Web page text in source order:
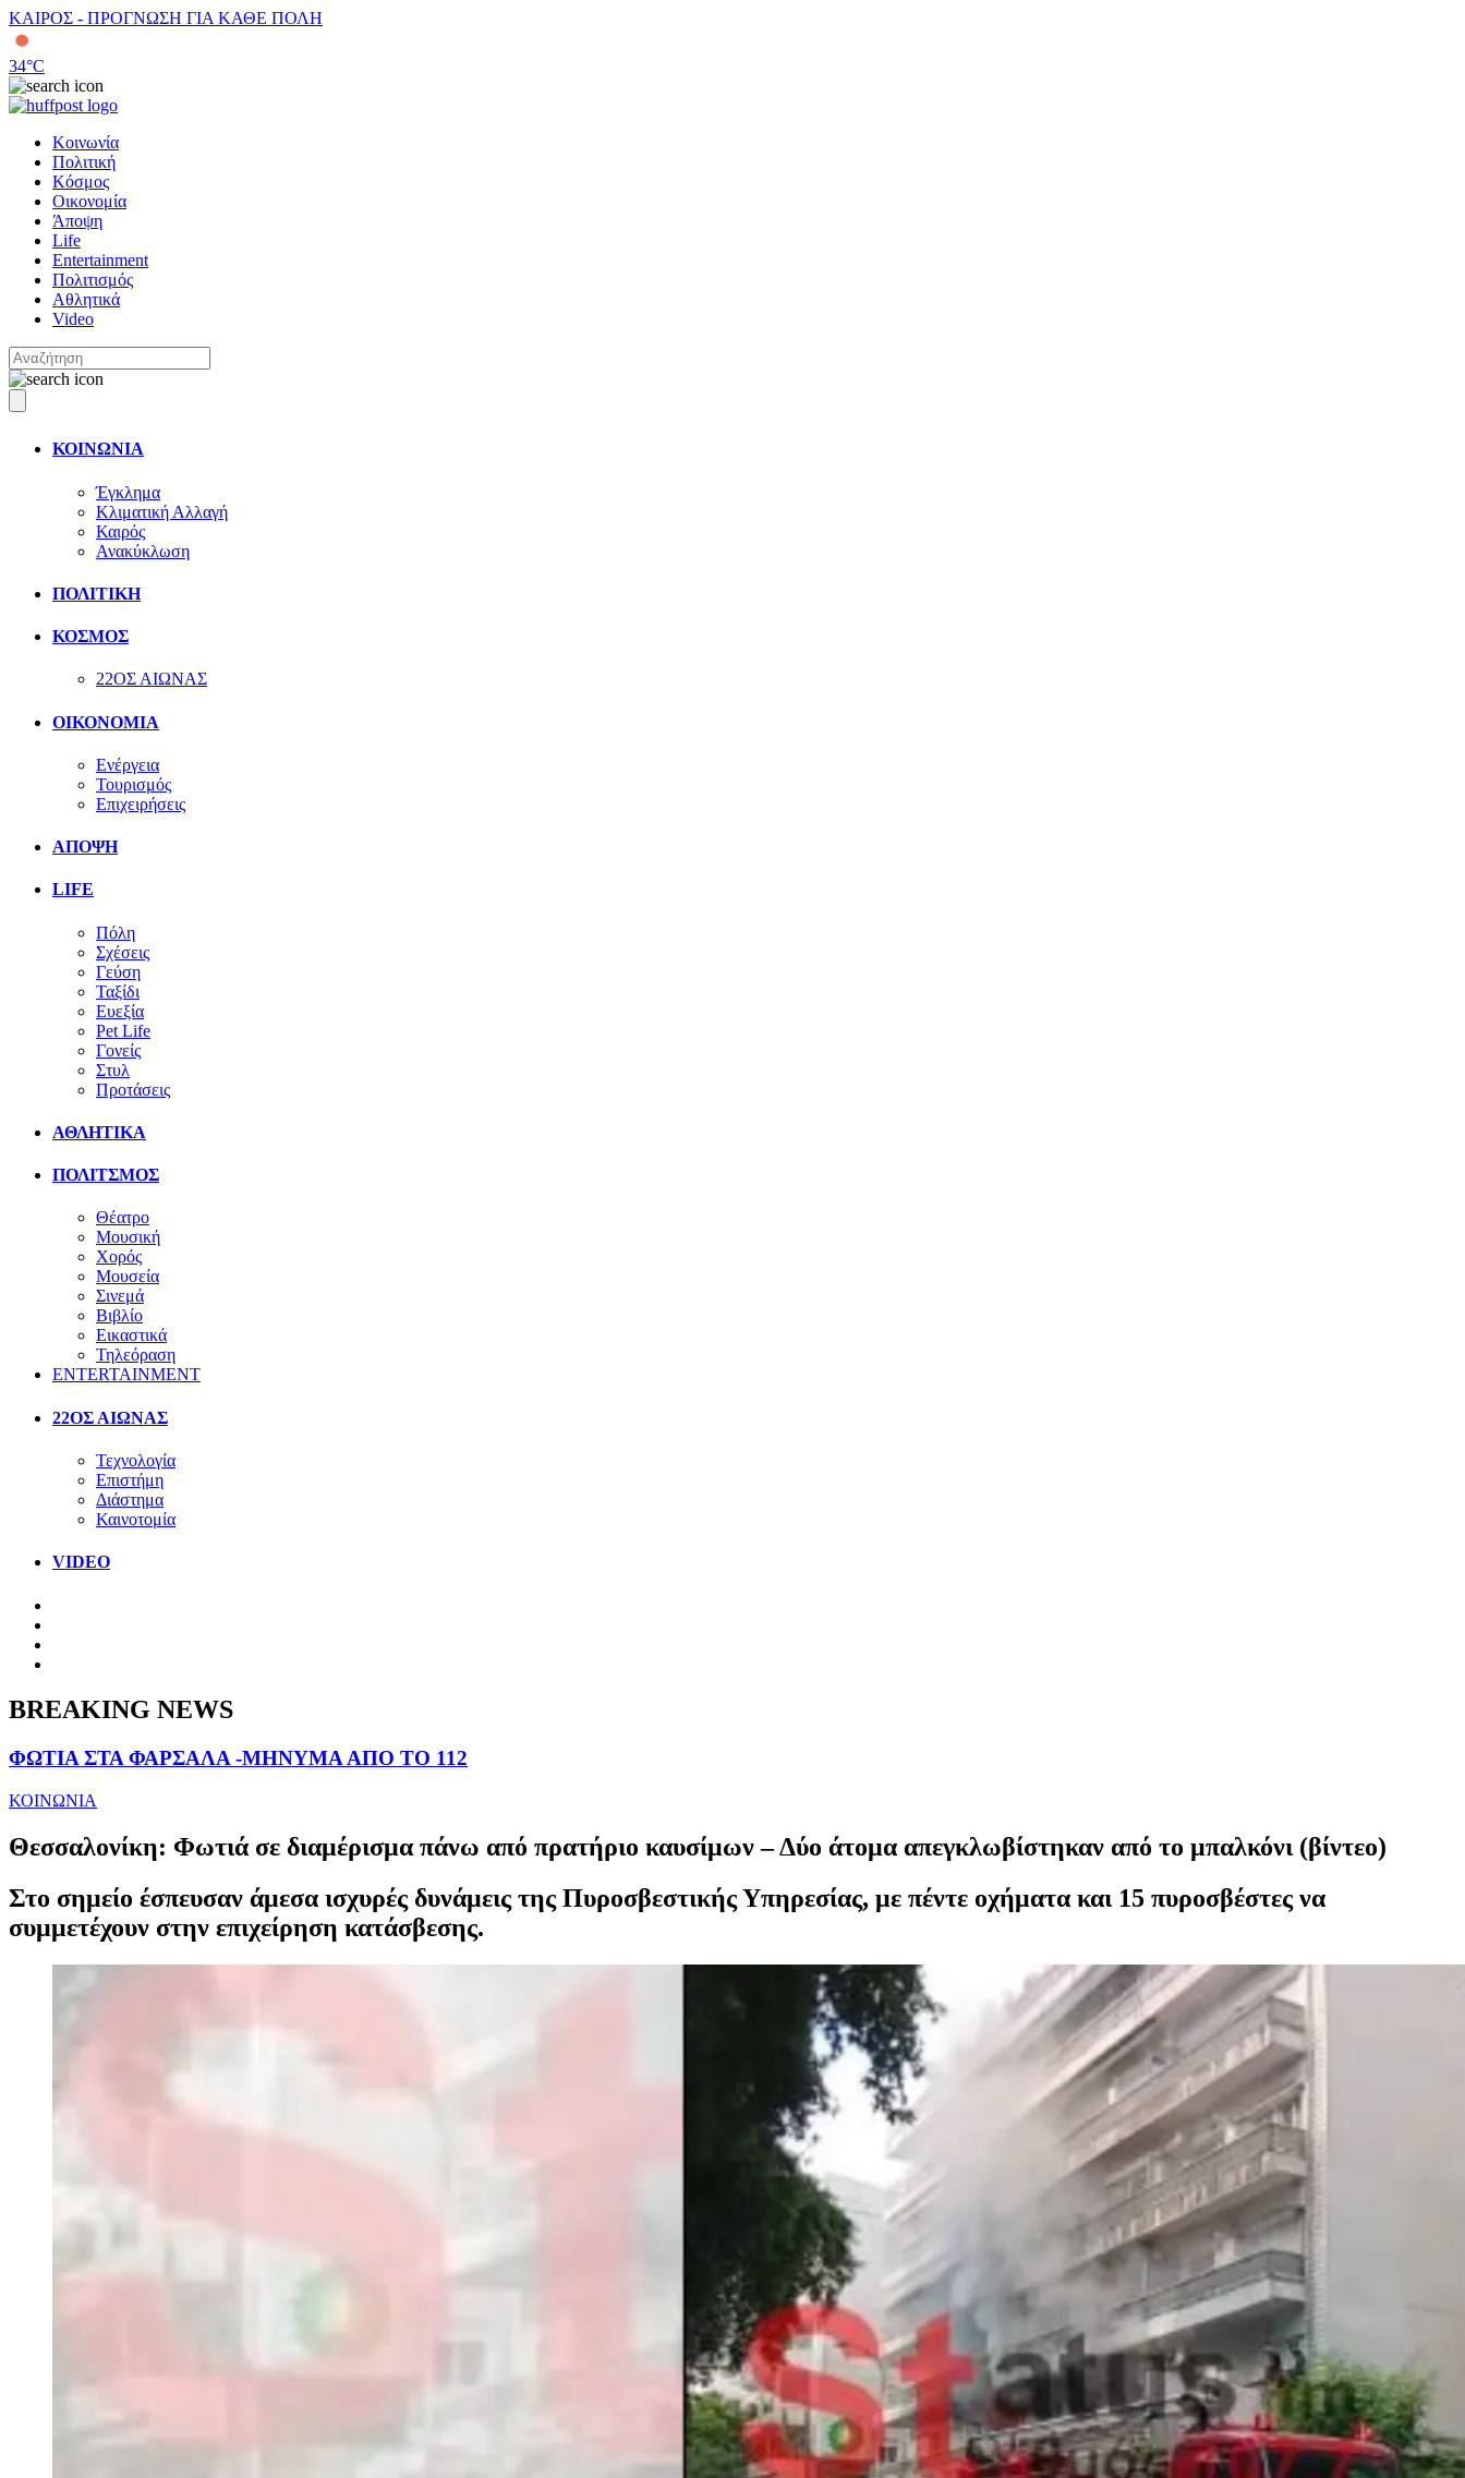
ΚΑΙΡΟΣ - ΠΡΟΓΝΩΣΗ ΓΙΑ ΚΑΘΕ ΠΟΛΗ
34°C
Κοινωνία
Πολιτική
Κόσμος
Οικονομία
Άποψη
Life
Entertainment
Πολιτισμός
Αθλητικά
Video
ΚΟΙΝΩΝΙΑ
Έγκλημα
Κλιματική Αλλαγή
Καιρός
Ανακύκλωση
ΠΟΛΙΤΙΚΗ
ΚΟΣΜΟΣ
22ΟΣ ΑΙΩΝΑΣ
ΟΙΚΟΝΟΜΙΑ
Ενέργεια
Τουρισμός
Επιχειρήσεις
ΑΠΟΨΗ
LIFE
Πόλη
Σχέσεις
Γεύση
Ταξίδι
Ευεξία
Pet Life
Γονείς
Στυλ
Προτάσεις
ΑΘΛΗΤΙΚΑ
ΠΟΛΙΤΣΜΟΣ
Θέατρο
Μουσική
Χορός
Μουσεία
Σινεμά
Βιβλίο
Εικαστικά
Τηλεόραση
ENTERTAINMENT
22ΟΣ ΑΙΩΝΑΣ
Τεχνολογία
Επιστήμη
Διάστημα
Καινοτομία
VIDEO
BREAKING NEWS
ΦΩΤΙΑ ΣΤΑ ΦΑΡΣΑΛΑ -ΜΗΝΥΜΑ ΑΠΟ ΤΟ 112
ΚΟΙΝΩΝΙΑ
Θεσσαλονίκη: Φωτιά σε διαμέρισμα πάνω από πρατήριο καυσίμων – Δύο άτομα απεγκλωβίστηκαν από το μπαλκόνι (βίντεο)
Στο σημείο έσπευσαν άμεσα ισχυρές δυνάμεις της Πυροσβεστικής Υπηρεσίας, με πέντε οχήματα και 15 πυροσβέστες να
συμμετέχουν στην επιχείρηση κατάσβεσης.